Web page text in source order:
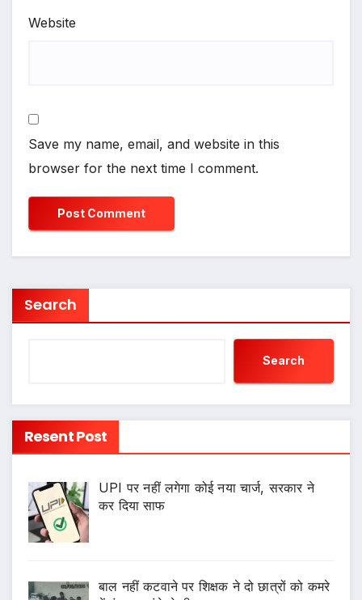
Website
Save my name, email, and website in this
browser for the next time I comment.
Search
Search
Resent Post
UPI पर नहीं लगेगा कोई नया चार्ज, सरकार ने
कर दिया साफ
बाल नहीं कटवाने पर शिक्षक ने दो छात्रों को कमरे